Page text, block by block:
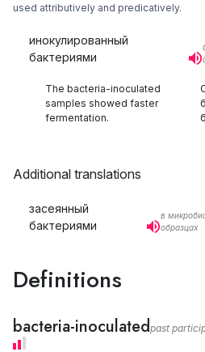
used attributively and predicatively.
инокулированный
бактериями
The bacteria-inoculated
samples showed faster
fermentation.
Additional translations
засеянный
бактериями
в
образцах
Definitions
bacteria-inoculatedpast